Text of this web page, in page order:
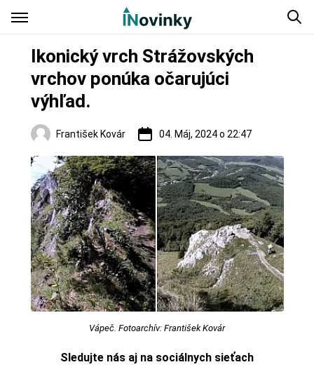
Ikonický vrch Strážovských
vrchov ponúka očarujúci
výhľad.
František Kovár 04. Máj, 2024 o 22:47
Regióny
Vápeč. Fotoarchív: František Kovár
Sledujte nás aj na sociálnych sieťach